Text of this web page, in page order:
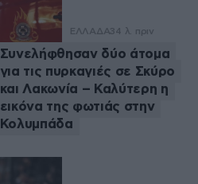
ΕΛΛΑΔΑ34 λ. πριν
Συνελήφθησαν δύο άτομα
για τις πυρκαγιές σε Σκύρο
και Λακωνία – Καλύτερη η
εικόνα της φωτιάς στην
Κολυμπάδα